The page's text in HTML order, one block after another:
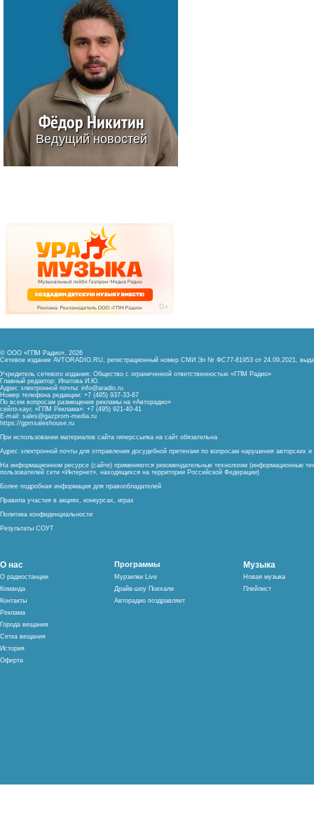
Фёдор Никитин
Ведущий новостей
© ООО «ГПМ Радио», 2026
Сетевое издание AVTORADIO.RU, регистрационный номер СМИ Эл № ФС77-81953 от 24.09.2021,
Учредитель сетевого издания: Общество с ограниченной ответственностью «ГПМ Радио»
Главный редактор: Ипатова И.Ю.
Адрес электронной почты: info@aradio.ru
Номер телефона редакции: +7 (495) 937-33-67
По всем вопросам размещения рекламы на «Авторадио»
сейлз-хаус «ГПМ Реклама»: +7 (495) 921-40-41
E-mail: sales@gazprom-media.ru
https://gpmsaleshouse.ru
При использовании материалов сайта гиперссылка на сайт обязательна
Адрес электронной почты для отправления досудебной претензии по вопросам нарушения авторских
На информационном ресурсе (сайте) применяются рекомендательные технологии (информационные
пользователей сети «Интернет», находящихся на территории Российской Федерации)
Более подробная информация для правообладателей
Правила участия в акциях, конкурсах, играх
Политика конфиденциальности
Результаты СОУТ
О нас
О радиостанции
Команда
Контакты
Реклама
Города вещания
Сетка вещания
История
Оферта
Программы
Мурзилки Live
Драйв-шоу Поехали
Авторадио поздравляет
Музыка
Новая музыка
Плейлист